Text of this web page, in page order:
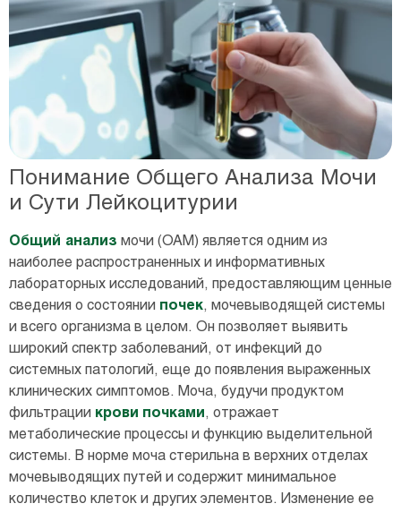
Понимание Общего Анализа Мочи
и Сути Лейкоцитурии
Общий анализ мочи (ОАМ) является одним из
наиболее распространенных и информативных
лабораторных исследований, предоставляющим ценные
сведения о состоянии почек, мочевыводящей системы
и всего организма в целом. Он позволяет выявить
широкий спектр заболеваний, от инфекций до
системных патологий, еще до появления выраженных
клинических симптомов. Моча, будучи продуктом
фильтрации крови почками , отражает
метаболические процессы и функцию выделительной
системы. В норме моча стерильна в верхних отделах
мочевыводящих путей и содержит минимальное
количество клеток и других элементов. Изменение ее